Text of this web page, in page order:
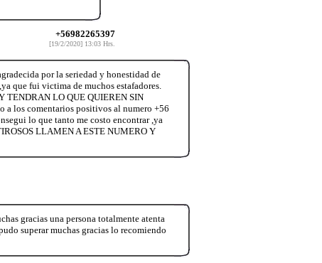
+56982265397
[19/2/2020] 13:03 Hrs.
por la seriedad y honestidad de
que fui victima de muchos estafadores.
TENDRAN LO QUE QUIEREN SIN
los comentarios positivos al numero +56
lo que tanto me costo encontrar ,ya
LLAMEN A ESTE NUMERO Y
gracias una persona totalmente atenta
superar muchas gracias lo recomiendo